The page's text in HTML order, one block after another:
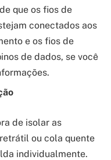
que os fios de
conectados aos
e os fios de
de dados, se você
de isolar as
ou cola quente
individualmente.